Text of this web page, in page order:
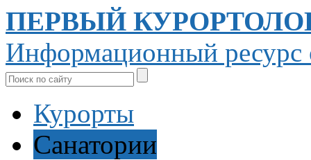
ПЕРВЫЙ
Информационный ресурс
Курорты
Санатории